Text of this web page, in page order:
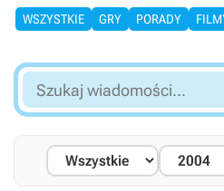
WSZYSTKIE GRY PORADY
Szukaj
wiadomości...